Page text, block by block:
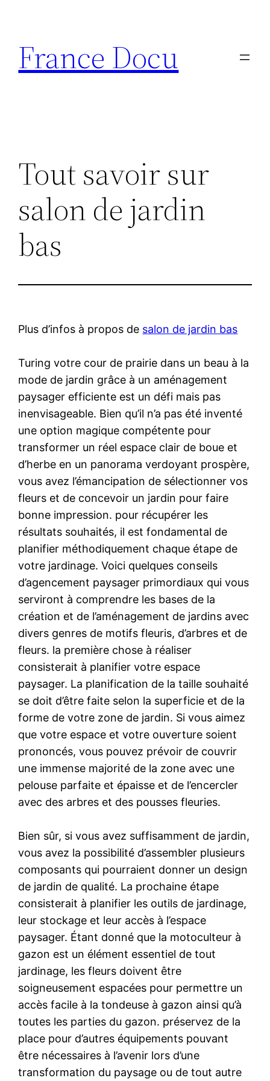
contenu
France Docu
Tout savoir sur
salon de jardin
bas
Plus d’infos à propos de salon de jardin bas
Turing votre cour de prairie dans un beau à la
mode de jardin grâce à un aménagement
paysager efficiente est un défi mais pas
inenvisageable. Bien qu’il n’a pas été inventé
une option magique compétente pour
transformer un réel espace clair de boue et
d’herbe en un panorama verdoyant prospère,
vous avez l’émancipation de sélectionner vos
fleurs et de concevoir un jardin pour faire
bonne impression. pour récupérer les
résultats souhaités, il est fondamental de
planifier méthodiquement chaque étape de
votre jardinage. Voici quelques conseils
d’agencement paysager primordiaux qui vous
serviront à comprendre les bases de la
création et de l’aménagement de jardins avec
divers genres de motifs fleuris, d’arbres et de
fleurs. la première chose à réaliser
consisterait à planifier votre espace
paysager. La planification de la taille souhaité
se doit d’être faite selon la superficie et de la
forme de votre zone de jardin. Si vous aimez
que votre espace et votre ouverture soient
prononcés, vous pouvez prévoir de couvrir
une immense majorité de la zone avec une
pelouse parfaite et épaisse et de l’encercler
avec des arbres et des pousses fleuries.
Bien sûr, si vous avez suffisamment de jardin,
vous avez la possibilité d’assembler plusieurs
composants qui pourraient donner un design
de jardin de qualité. La prochaine étape
consisterait à planifier les outils de jardinage,
leur stockage et leur accès à l’espace
paysager. Étant donné que la motoculteur à
gazon est un élément essentiel de tout
jardinage, les fleurs doivent être
soigneusement espacées pour permettre un
accès facile à la tondeuse à gazon ainsi qu’à
toutes les parties du gazon. préservez de la
place pour d’autres équipements pouvant
être nécessaires à l’avenir lors d’une
transformation du paysage ou de tout autre